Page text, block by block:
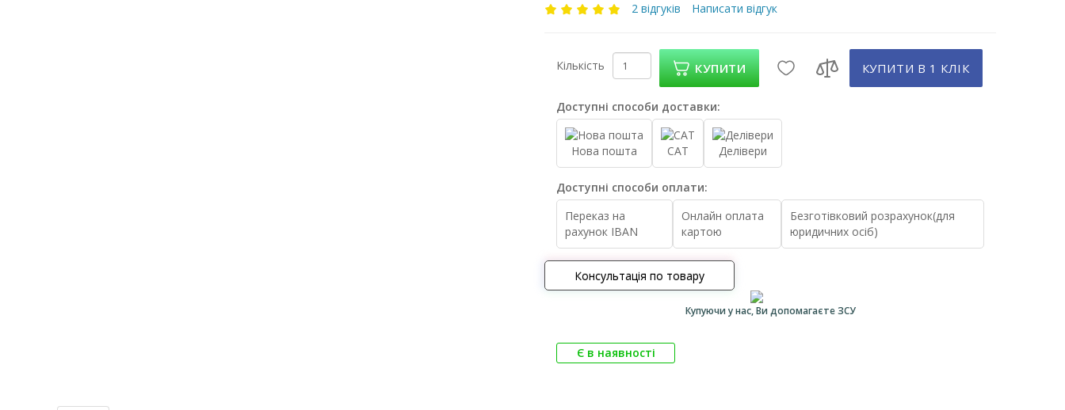
2 відгуків Написати відгук
Кількість КУПИТИ КУПИТИ В 1 КЛIК
Доступні способи доставки:
Нова пошта САТ Делівери
Доступні способи оплати:
Переказ на
рахунок IBAN
Онлайн оплата
картою
Безготівковий розрахунок(для
юридичних осіб)
Консультація по товару
Купуючи у нас, Ви допомагаєте ЗСУ
Є в наявності